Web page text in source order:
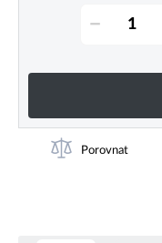
–
Porovnat